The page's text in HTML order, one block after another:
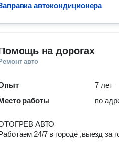
автокондиционера
на дорогах
Ремонт авто
7 лет
работы
по
АВТО
24/7 в городе ,выезд за